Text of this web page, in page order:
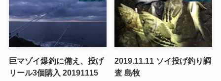
巨マゾイ爆釣に備え、投げ
リール3個購入 20191115
2019.11.11 ソイ投げ釣り調
査 島牧